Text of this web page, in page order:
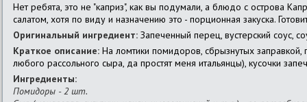
Нет ребята, это не "каприз", как вы подумали, а блюдо с острова
салатом, хотя по виду и назначению это - порционная закуска.
Оригинальный ингредиент: Запеченный перец, вустерский соус,
Краткое описание: На ломтики помидоров, сбрызнутых заправкой,
любого рассольного сыра, да простят меня итальянцы), кусочки
Ингредиенты:
Помидоры - 2 шт.